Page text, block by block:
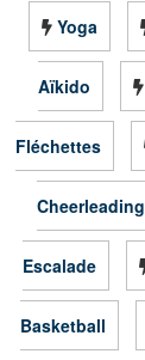
Yoga
Aïkido
Fléchettes
Cheerleading
Escalade
Basketball